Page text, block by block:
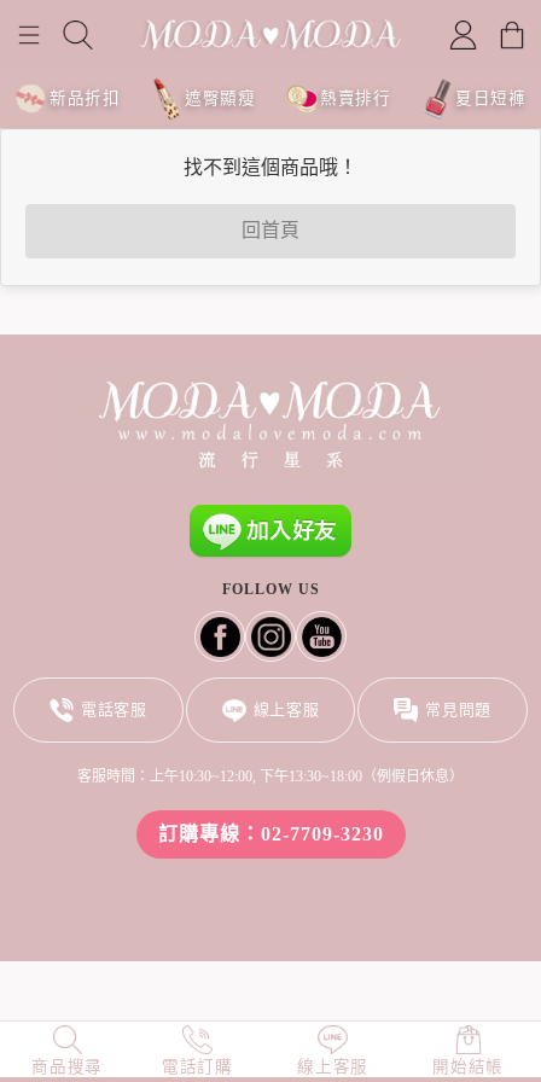
新品折扣 遮臀顯瘦 熱賣排行 夏日短褲
找不到這個商品哦！
回首頁
商品搜尋 電話訂購 線上客服 開始結帳
NEW 店長精選 TOP100 小編穿搭
FOLLOW US
電話客服 線上客服 常見問題
客服時間：上午10:30~12:00, 下午13:30~18:00（例假日休息）
訂購專線：02-7709-3230